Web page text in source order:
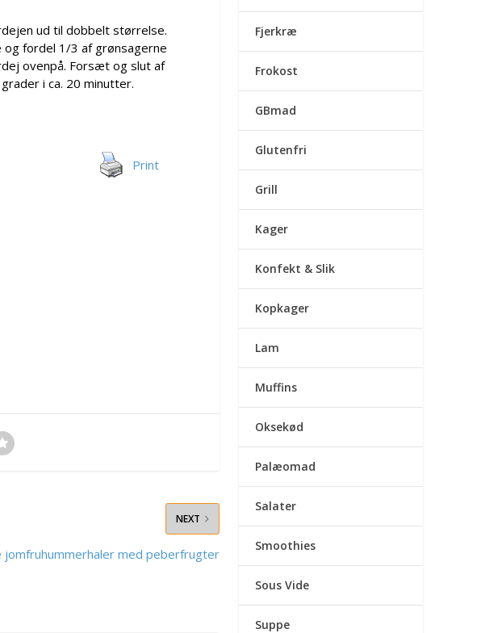
ud til dobbelt størrelse.
fordel 1/3 af grønsagerne
ovenpå. Forsæt og slut af
i ca. 20 minutter.
Print
NEXT
jomfruhummerhaler med peberfrugter
Fjerkræ
Frokost
GBmad
Glutenfri
Grill
Kager
Konfekt & Slik
Kopkager
Lam
Muffins
Oksekød
Palæomad
Salater
Smoothies
Sous Vide
Suppe